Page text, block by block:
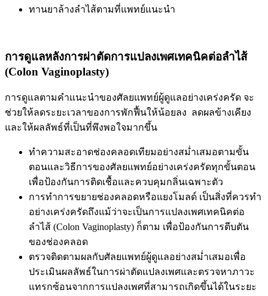
ทานยาล้างลำไส้ตามที่แพทย์แนะนำ
การดูแลหลังการผ่าตัดการแปลงเพศเทคนิคต่อลำไส้
(Colon Vaginoplasty)
การดูแลตามคำแนะนำของศัลยแพทย์ผู้ดูแลอย่างเคร่งครัด จะ
ช่วยให้ลดระยะเวลาของการพักฟื้นให้น้อยลง ลดผลข้างเคียง
และให้ผลลัพธ์ที่เป็นที่พึงพอใจมากขึ้น
ทำความสะอาดช่องคลอดเทียมอย่างสม่ำเสมอตามขั้น
ตอนและวิธีการของศัลยแพทย์อย่างเคร่งครัดทุกขั้นตอน
เพื่อป้องกันการติดเชื้อและควบคุมกลิ่นเฉพาะตัว
การทำการขยายช่องคลอดหรือแยงโมลด์ เป็นสิ่งที่ควรทำ
อย่างเคร่งครัดถึงแม้ว่าจะเป็นการแปลงเพศเทคนิคต่อ
ลำไส้ (Colon Vaginoplasty) ก็ตาม เพื่อป้องกันการตีบตัน
ของช่องคลอด
ตรวจติดตามผลกับศัลยแพทย์ผู้ดูแลอย่างสม่ำเสมอเพื่อ
ประเมินผลลัพธ์ในการผ่าตัดแปลงเพศและตรวจหาภาวะ
แทรกซ้อนจากการแปลงเพศที่สามารถเกิดขึ้นได้ในระยะ